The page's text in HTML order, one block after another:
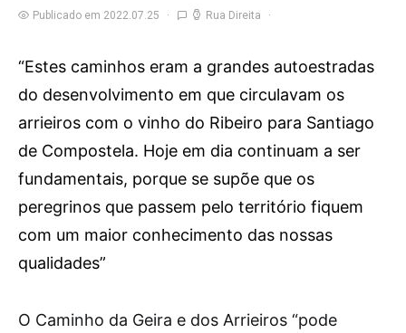
Publicado em 2022.07.25 Rua Direita
“Estes caminhos eram a grandes autoestradas
do desenvolvimento em que circulavam os
arrieiros com o vinho do Ribeiro para Santiago
de Compostela. Hoje em dia continuam a ser
fundamentais, porque se supõe que os
peregrinos que passem pelo território fiquem
com um maior conhecimento das nossas
qualidades”
O Caminho da Geira e dos Arrieiros “pode